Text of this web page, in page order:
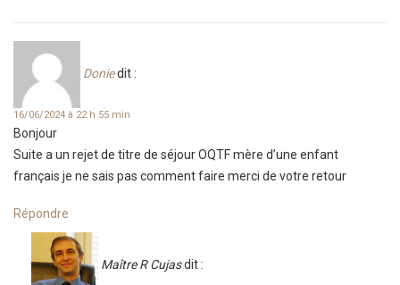
Doniedit :
16/06/2024 à 22 h 55 min
Bonjour
Suite a un rejet de titre de séjour OQTF mère d’une enfant
français je ne sais pas comment faire merci de votre retour
Répondre
Maître R Cujasdit :